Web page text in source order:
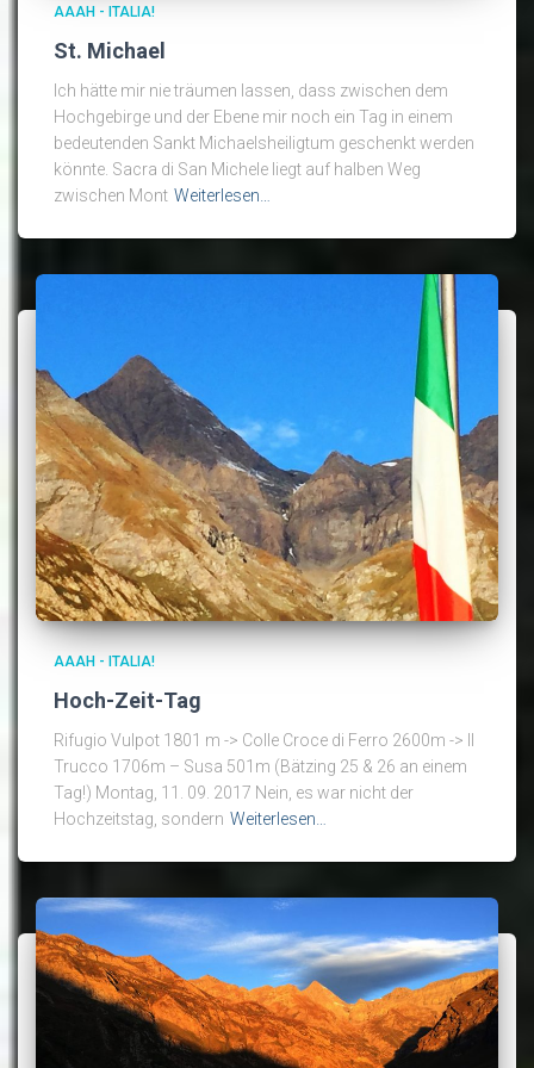
AAAH - ITALIA!
St. Michael
Ich hätte mir nie träumen lassen, dass zwischen dem
Hochgebirge und der Ebene mir noch ein Tag in einem
bedeutenden Sankt Michaelsheiligtum geschenkt werden
könnte. Sacra di San Michele liegt auf halben Weg
zwischen Mont Weiterlesen…
AAAH - ITALIA!
Hoch-Zeit-Tag
Rifugio Vulpot 1801 m -> Colle Croce di Ferro 2600m -> Il
Trucco 1706m – Susa 501m (Bätzing 25 & 26 an einem
Tag!) Montag, 11. 09. 2017 Nein, es war nicht der
Hochzeitstag, sondern Weiterlesen…